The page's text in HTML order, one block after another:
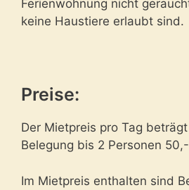
Ferienwohnung nicht
keine Haustiere erlaubt sind.
Preise:
Der Mietpreis pro Tag
Belegung bis 2 Personen
Im Mietpreis enthalten sind